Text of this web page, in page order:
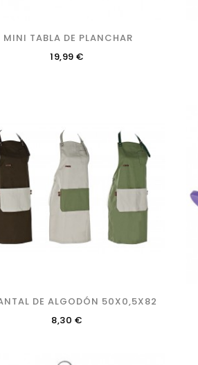
MINI TABLA DE PLANCHAR
Precio
19,99 €
DE ALGODÓN 50X0,5X82
Precio
8,30 €